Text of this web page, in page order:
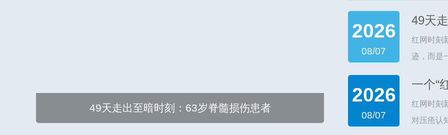
49天走出至暗时刻：63岁脊髓损伤患者
2026
08/07
49天
红网时刻新闻7月17日
迹，而是
车祸致颈
2026
08/07
一个“
红网时刻新闻7月14日讯
对压疮认